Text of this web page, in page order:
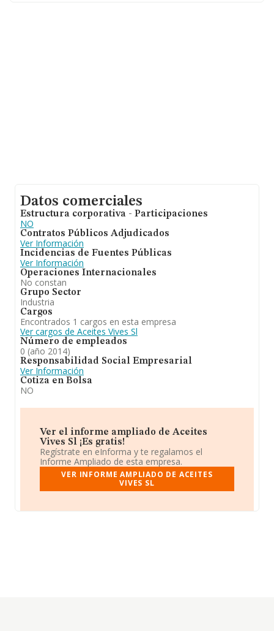
Datos comerciales
Estructura corporativa - Participaciones
NO
Contratos Públicos Adjudicados
Ver Información
Incidencias de Fuentes Públicas
Ver Información
Operaciones Internacionales
No constan
Grupo Sector
Industria
Cargos
Encontrados 1 cargos en esta empresa
Ver cargos de Aceites Vives Sl
Número de empleados
0 (año 2014)
Responsabilidad Social Empresarial
Ver Información
Cotiza en Bolsa
NO
Ver el informe ampliado de Aceites
Vives Sl ¡Es gratis!
Regístrate en eInforma y te regalamos el
Informe Ampliado de esta empresa.
VER INFORME AMPLIADO DE ACEITES
VIVES SL